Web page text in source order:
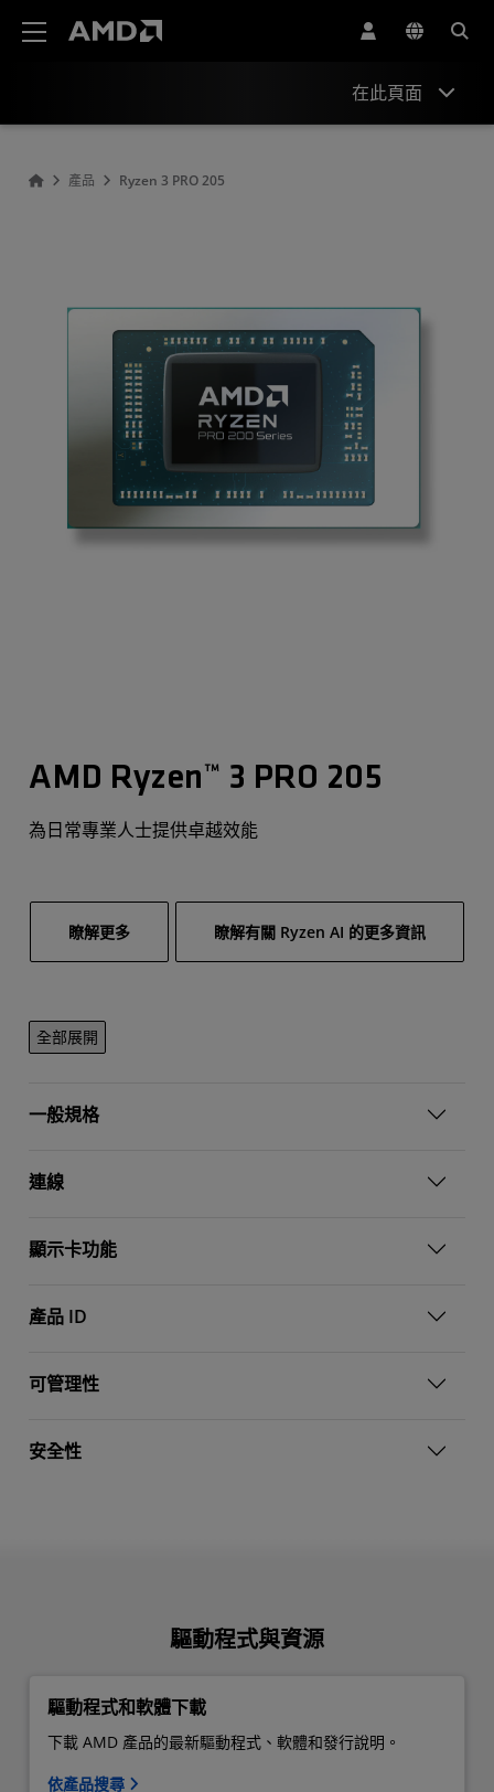
在此頁面
產品 Ryzen 3 PRO 205
AMD Ryzen™ 3 PRO 205
為日常專業人士提供卓越效能
瞭解更多 瞭解有關 Ryzen AI 的更多資訊
全部展開
一般規格
連線
顯示卡功能
產品 ID
可管理性
安全性
驅動程式與資源
驅動程式和軟體下載
下載 AMD 產品的最新驅動程式、軟體和發行說明。
依產品搜尋